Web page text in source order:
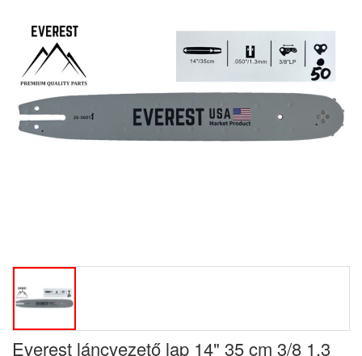
Everest láncvezető lap 14" 35 cm 3/8 1,3